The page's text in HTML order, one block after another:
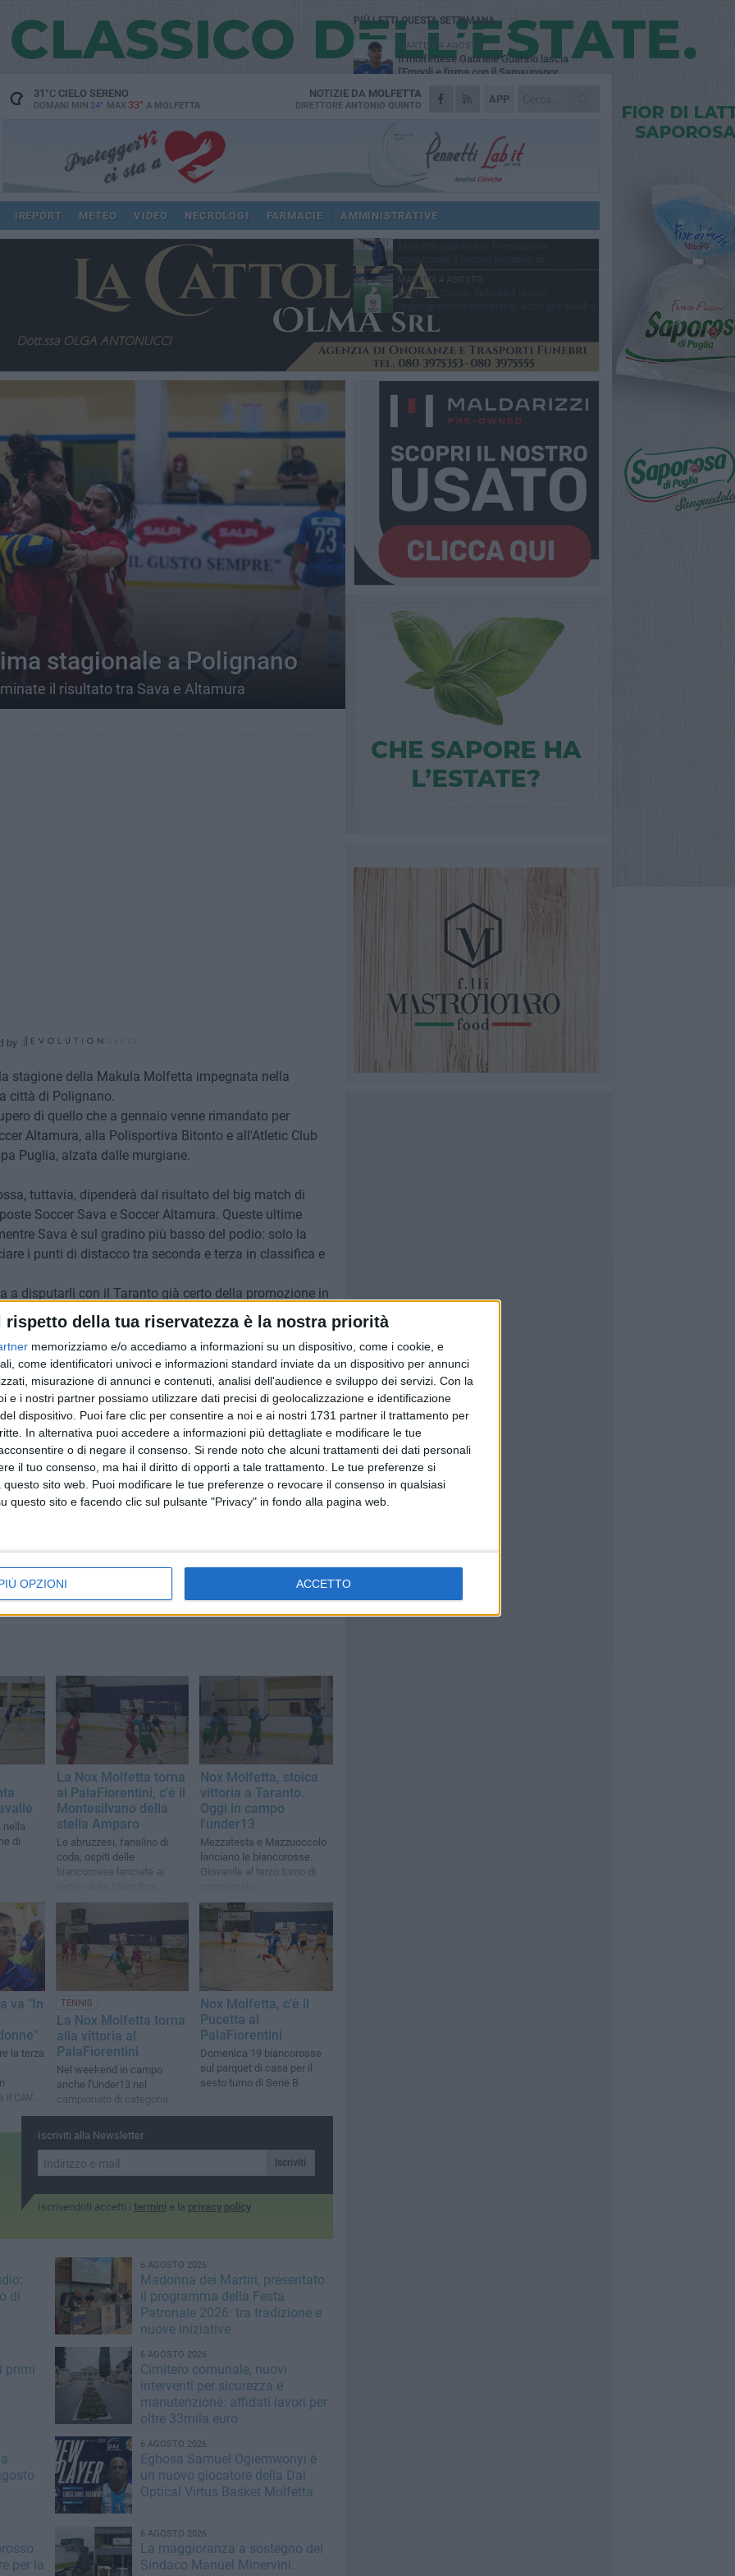
rispetto della tua riservatezza è la nostra priorità
memorizziamo e/o accediamo a informazioni su un dispositivo, come i cookie, e
come identificatori univoci e informazioni standard inviate da un dispositivo per annunci
misurazione di annunci e contenuti, analisi dell'audience e sviluppo dei servizi. Con la
e i nostri partner possiamo utilizzare dati precisi di geolocalizzazione e identificazione
dispositivo. Puoi fare clic per consentire a noi e ai nostri 1731 partner il trattamento per
In alternativa puoi accedere a informazioni più dettagliate e modificare le tue
o di negare il consenso. Si rende noto che alcuni trattamenti dei dati personali
il tuo consenso, ma hai il diritto di opporti a tale trattamento. Le tue preferenze si
sito web. Puoi modificare le tue preferenze o revocare il consenso in qualsiasi
questo sito e facendo clic sul pulsante "Privacy" in fondo alla pagina web.
OPZIONI ACCETTO
31 °CCIELO SERENO
DOMANI MIN 24° MAX 33° A MOLFETTA
APP
NOTIZIE DA MOLFETTA
DIRETTORE ANTONIO QUINTO
IREPORT METEO VIDEO NECROLOGI FARMACIE AMMINISTRATIVE
stagionale a Polignano
il risultato tra Sava e Altamura
by
stagione della Makula Molfetta impegnata nella
città di Polignano.
di quello che a gennaio venne rimandato per
Altamura, alla Polisportiva Bitonto e all'Atletic Club
Puglia, alzata dalle murgiane.
tuttavia, dipenderà dal risultato del big match di
Soccer Sava e Soccer Altamura. Queste ultime
Sava è sul gradino più basso del podio: solo la
i punti di distacco tra seconda e terza in classifica e
a disputarli con il Taranto già certo della promozione in
qualche giornata fa.
Molfetta si tratterebbe del terzo anno
vita.
a
largo
6 AGOSTO 2026
Molfetta piange Marta Maria
Pisani, ultima maestra della
sartoria molfettese
nella
di
La Nox Molfetta torna
al PalaFiorentini, c'è il
Montesilvano della
stella Amparo
Le abruzzesi, fanalino di
coda, ospiti delle
biancorosse lanciate ai
Nox Molfetta, stoica
vittoria a Taranto.
Oggi in campo
l'under13
Mezzatesta e Mazzuoccolo
lanciano le biancorosse.
Giovanile al terzo turno di
va "In
la terza
CAV di
TENNIS
La Nox Molfetta torna
alla vittoria al
PalaFiorentini
Nel weekend in campo
anche l'Under13 nel
campionato di categoria
Nox Molfetta, c'è il
Pucetta al
PalaFiorentini
Domenica 19 biancorosse
sul parquet di casa per il
sesto turno di Serie B
Iscriviti alla Newsletter
Iscriviti
Iscrivendoti accetti i termini e la privacy policy
di
6 AGOSTO 2026
Madonna dei Martiri, presentato
il programma della Festa
Patronale 2026: tra tradizione e
nuove iniziative
primi
6 AGOSTO 2026
Cimitero comunale, nuovi
interventi per sicurezza e
manutenzione: affidati lavori per
oltre 33mila euro
6 AGOSTO 2026
Eghosa Samuel Ogiemwonyi è
un nuovo giocatore della Dai
Optical Virtus Basket Molfetta
per la
6 AGOSTO 2026
La maggioranza a sostegno del
Sindaco Manuel Minervini:
PIÙ LETTI QUESTA SETTIMANA
MARTEDÌ 4 AGOSTO
Il molfettese Gabriele Guarino lascia
l'Empoli e firma con il Samsunspor
LUNEDÌ 3 AGOSTO
Palazzetto Giovanni Panunzio: dove lo
eccellenza
DOMENICA 2 AGOSTO
Tennistavolo, il molfettese Roberto
Minervini riparte da Otranto
VENERDÌ 31 LUGLIO
Il Barletta continua a pescare a Molfetta
per il vivaio: altri tre giovani biancorossi
SABATO 1 AGOSTO
retrocessioni
MARTEDÌ 4 AGOSTO
Molfetta Calcio, definito il nuovo
dirigenziale